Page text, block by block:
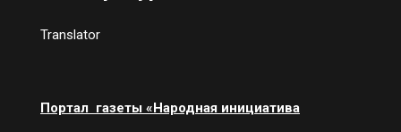
Translator
Портал газеты «Народная инициатива